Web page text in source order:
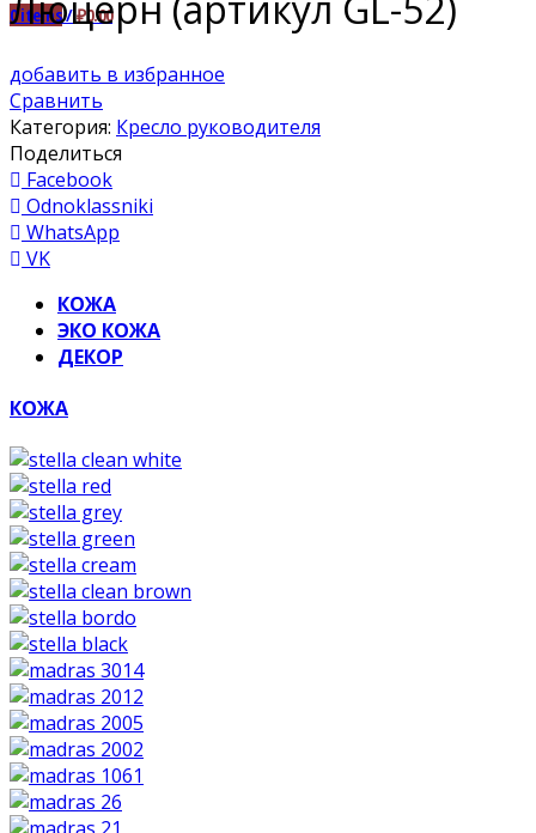
0items/₽0.00
добавить в избранное
Сравнить
Категория: Кресло руководителя
Поделиться
Facebook
Odnoklassniki
WhatsApp
VK
КОЖА
ЭКО КОЖА
ДЕКОР
КОЖА